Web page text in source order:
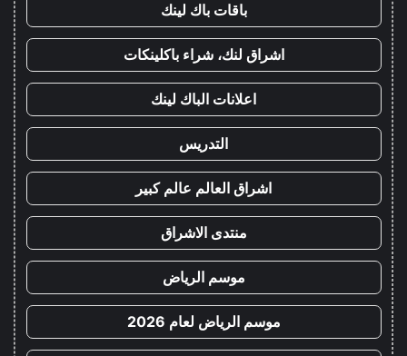
باقات باك لينك
اشراق لنك، شراء باكلينكات
اعلانات الباك لينك
التدريس
اشراق العالم عالم كبير
منتدى الاشراق
موسم الرياض
موسم الرياض لعام 2026